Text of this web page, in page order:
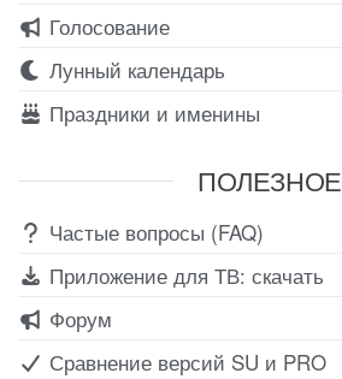
Голосование
Лунный календарь
Праздники и именины
ПОЛЕЗНОЕ
Частые вопросы (FAQ)
Приложение для ТВ: скачать
Форум
Сравнение версий SU и PRO